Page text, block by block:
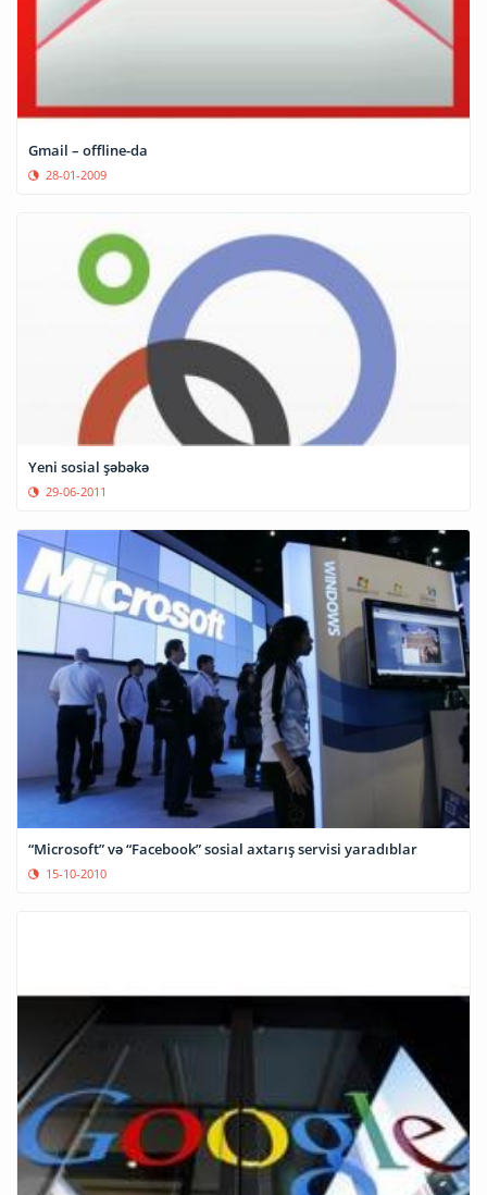
Gmail – offline-da
28-01-2009
Yeni sosial şəbəkə
29-06-2011
“Microsoft” və “Facebook” sosial axtarış servisi yaradıblar
15-10-2010